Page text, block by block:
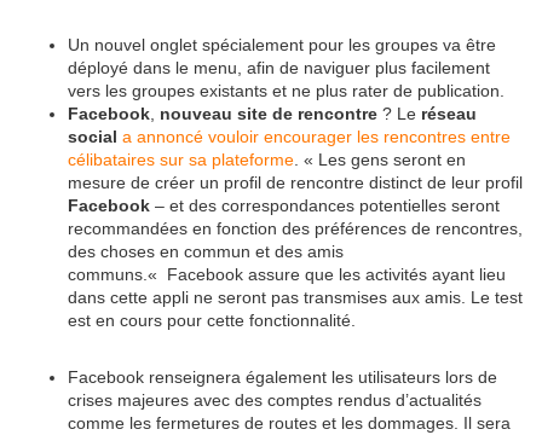
Un nouvel onglet spécialement pour les groupes va être
déployé dans le menu, afin de naviguer plus facilement
vers les groupes existants et ne plus rater de publication.
Facebook nouveau site de rencontre ? Le réseau
social a annoncé vouloir encourager les rencontres entre
célibataires sur sa plateforme . « Les gens seront en
mesure de créer un profil de rencontre distinct de leur profil
Facebook – et des correspondances potentielles seront
recommandées en fonction des préférences de rencontres,
des choses en commun et des amis
communs.« Facebook assure que les activités ayant lieu
dans cette appli ne seront pas transmises aux amis. Le test
est en cours pour cette fonctionnalité.
Facebook renseignera également les utilisateurs lors de
crises majeures avec des comptes rendus d’actualités
comme les fermetures de routes et les dommages. Il sera